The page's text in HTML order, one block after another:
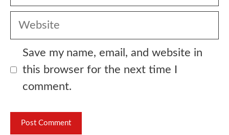
Website
Save my name, email, and website in
this browser for the next time I
comment.